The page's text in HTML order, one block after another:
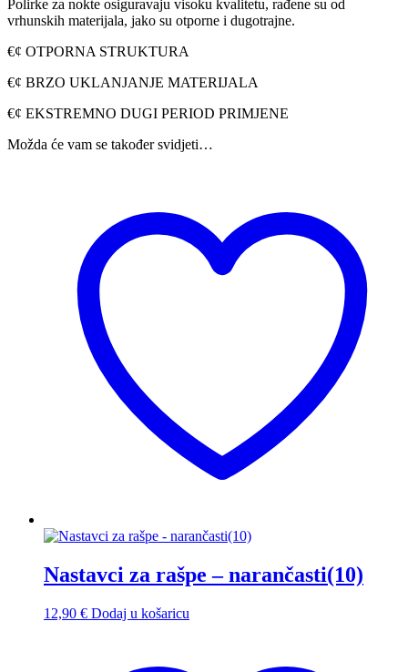
Polirke za nokte osiguravaju visoku kvalitetu, rađene su od
vrhunskih materijala, jako su otporne i dugotrajne.
€¢ OTPORNA STRUKTURA
€¢ BRZO UKLANJANJE MATERIJALA
€¢ EKSTREMNO DUGI PERIOD PRIMJENE
Možda će vam se također svidjeti…
Nastavci za rašpe – narančasti(10)
12,90 € Dodaj u košaricu